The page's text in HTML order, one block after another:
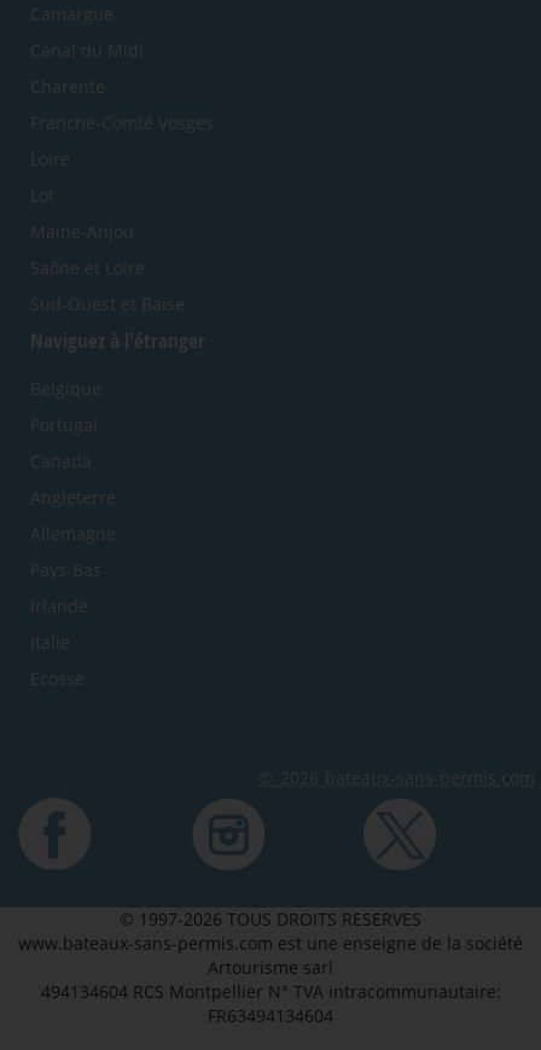
Camargue
Canal du Midi
Charente
Franche-Comté Vosges
Loire
Lot
Maine-Anjou
Saône et Loire
Sud-Ouest et Baïse
Naviguez à l'étranger
Belgique
Portugal
Canada
Angleterre
Allemagne
Pays-Bas
Irlande
Italie
Ecosse
© 2026 bateaux-sans-permis.com
© 1997-2026 TOUS DROITS RESERVES
www.bateaux-sans-permis.com est une enseigne de la société
Artourisme sarl
494134604 RCS Montpellier N° TVA intracommunautaire:
FR63494134604